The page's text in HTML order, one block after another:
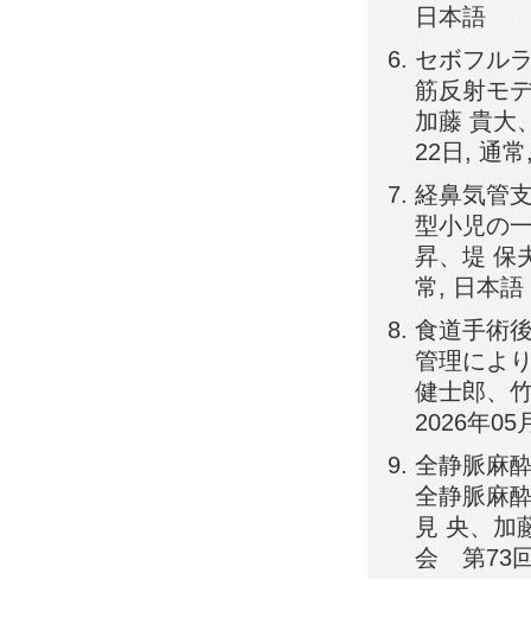
日本語
セボフル
筋反射モ
加藤 貴大
22日, 通
経鼻気管
型小児の
昇、堤 保
常, 日本語
食道手術
管理によ
健士郎、
2026年05
全静脈麻
全静脈麻
見 央、加
会 第73回